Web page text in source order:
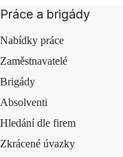
Práce a brigády
Nabídky práce
Zaměstnavatelé
Brigády
Absolventi
Hledání dle firem
Zkrácené úvazky